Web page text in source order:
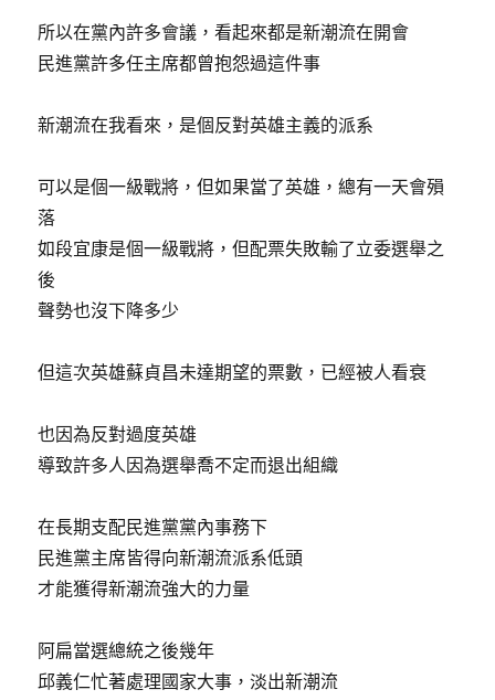
所以在黨內許多會議，看起來都是新潮流在開會
民進黨許多任主席都曾抱怨過這件事
新潮流在我看來，是個反對英雄主義的派系
可以是個一級戰將，但如果當了英雄，總有一天會殞
落
如段宜康是個一級戰將，但配票失敗輸了立委選舉之
後
聲勢也沒下降多少
但這次英雄蘇貞昌未達期望的票數，已經被人看衰
也因為反對過度英雄
導致許多人因為選舉喬不定而退出組織
在長期支配民進黨黨內事務下
民進黨主席皆得向新潮流派系低頭
才能獲得新潮流強大的力量
阿扁當選總統之後幾年
邱義仁忙著處理國家大事，淡出新潮流